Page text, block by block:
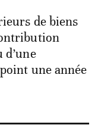
de biens
une année